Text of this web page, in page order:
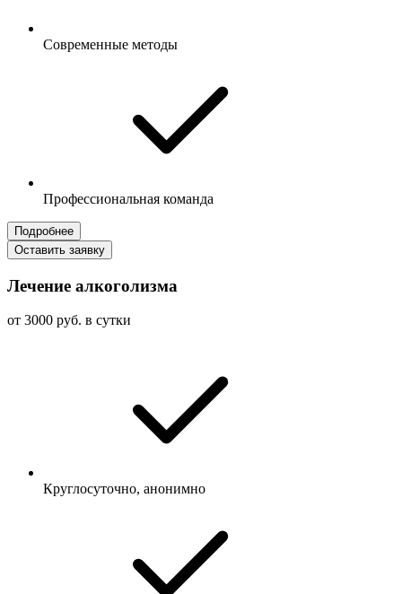
Современные методы
Профессиональная команда
Подробнее
Оставить заявку
Лечение алкоголизма
от 3000 руб. в сутки
Круглосуточно, анонимно